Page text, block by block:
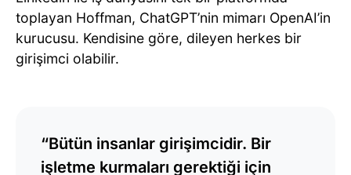
toplayan Hoffman, ChatGPT’nin mimarı OpenAI’in
kurucusu. Kendisine göre, dileyen herkes bir
girişimci olabilir.
“Bütün insanlar girişimcidir. Bir
işletme kurmaları gerektiği için